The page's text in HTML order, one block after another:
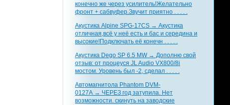
конечно же через усилитель!Желательно
фронт + сабвуфер.Звучит приятно . . . . .
Акустика Alpine SPG-17CS → Акустика
отличная,всё у неё есть и бас и середина и
высокие!Подключать её конечн . . . . .
Акустика Dego SP 6.5 MW → Дополню свой
отзыв: от процеуся JL Audio VX800/8i
мостом. Уровень был -2, сделал . . . . .
Автомагнитола Phantom DVM-
0127A → ЧЕРЕЗ год затупила. Нет
возможности. скинуть на заводские